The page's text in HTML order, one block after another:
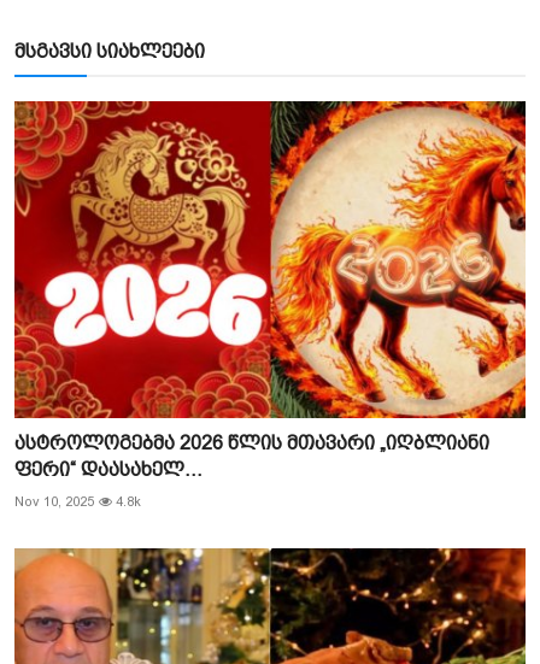
მსგავსი სიახლეები
ასტროლოგებმა 2026 წლის მთავარი „იღბლიანი
ფერი“ დაასახელ...
Nov 10, 2025 4.8k